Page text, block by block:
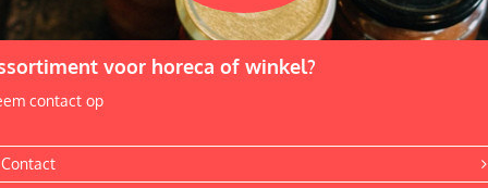
voor horeca of winkel?
contact op
Contact